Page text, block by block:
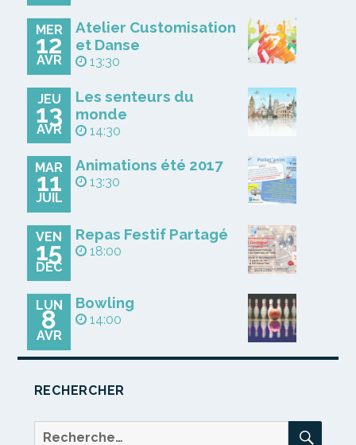
MER
12
AVR
Atelier Customisation
et Danse
13:30
JEU
13
AVR
Les senteurs du
monde
14:30
MAR
11
JUIL
Animations été 2017
13:30
VEN
15
DÉC
Repas Festif Partagé
18:00
LUN
8
AVR
Bowling
14:00
RECHERCHER
Recherche